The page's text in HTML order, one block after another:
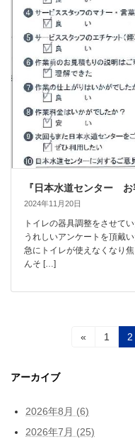
『日本水道センター お
2024年11月20日
トイレの器具調整をさせて
うれしいアンケートを頂
急にトイレが使えなくなり
んそ […]
の
ペ
ー
«
固1
固
2
アーカイブ
2026年8月 (6)
2026年7月 (25)